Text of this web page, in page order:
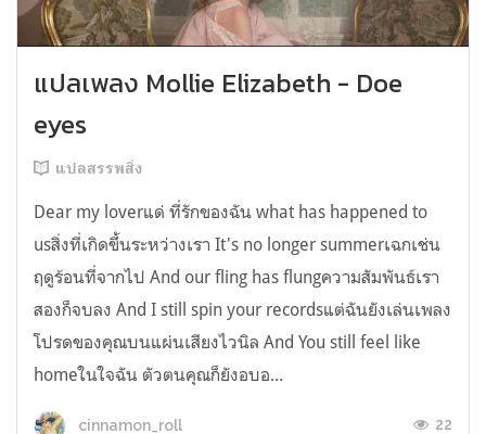
แปลเพลง Mollie Elizabeth - Doe
eyes
แปลสรรพสิ่ง
Dear my loverแด่ ที่รักของฉัน what has happened to
usสิ่งที่เกิดขึ้นระหว่างเรา It's no longer summerเฉกเช่น
ฤดูร้อนที่จากไป And our fling has flungความสัมพันธ์เรา
สองก็จบลง And I still spin your recordsแต่ฉันยังเล่นเพลง
โปรดของคุณบนแผ่นเสียงไวนิล And You still feel like
homeในใจฉัน ตัวตนคุณก็ยังอบอ...
cinnamon_roll 22